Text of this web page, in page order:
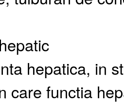
hepatica, in
care functia